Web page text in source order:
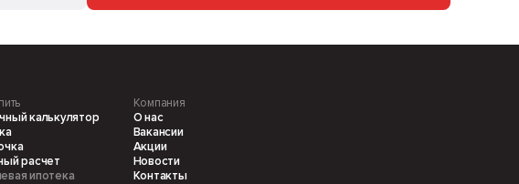
калькулятор
расчет
ипотека
Компания
О нас
Вакансии
Акции
Новости
Контакты